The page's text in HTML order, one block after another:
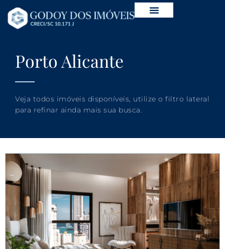
Porto Alicante
Veja todos imóveis disponíveis, utilize o filtro lateral
para refinar ainda mais sua busca.